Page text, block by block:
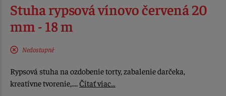
Stuha rypsová vínovo červená 20
mm - 18 m
Nedostupné
Rypsová stuha na ozdobenie torty, zabalenie darčeka,
kreatívne tvorenie,....Čítať viac…